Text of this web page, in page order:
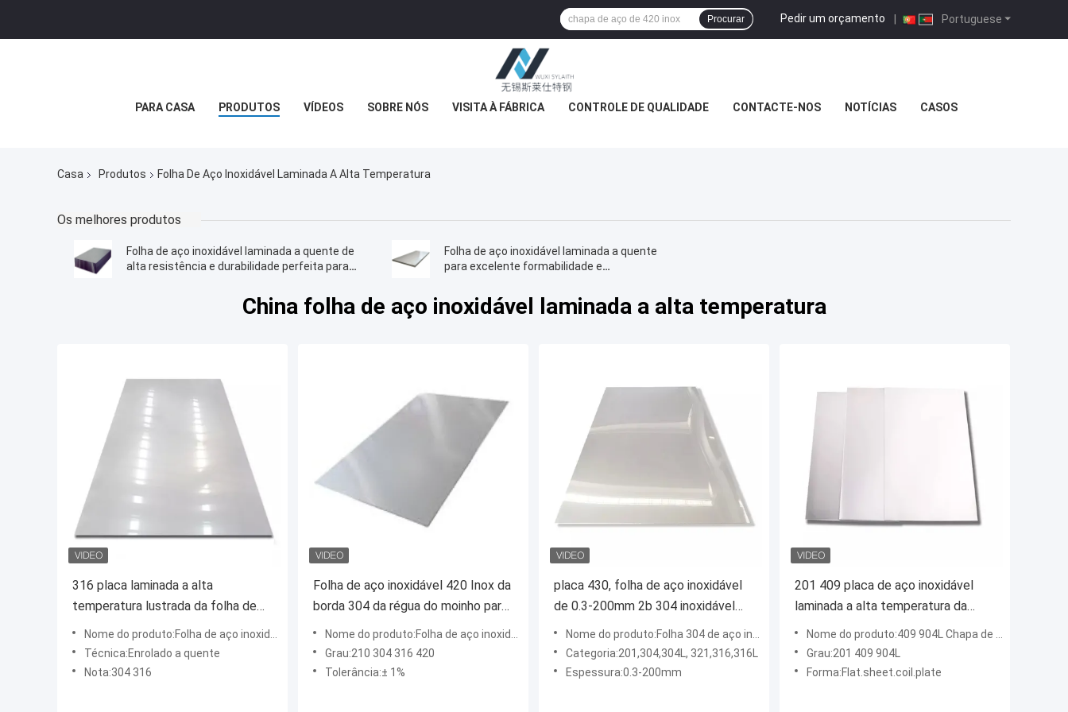
Portuguese
Pedir um orçamento |
Procurar
PARA CASA PRODUTOS VÍDEOS SOBRE NÓS VISITA À FÁBRICA CONTROLE DE QUALIDADE CONTACTE-NOS NOTÍCIAS CASOS
Casa Produtos Folha De Aço Inoxidável Laminada A Alta Temperatura
Os melhores produtos
Folha de aço inoxidável laminada a quente de
alta resistência e durabilidade perfeita para
Folha de aço inoxidável laminada a quente
para excelente formabilidade e
China folha de aço inoxidável laminada a alta temperatura
316 placa laminada a alta
temperatura lustrada da folha de
aço inoxidável 304 Inox
Nome do produto:Folha de aço inoxidável decorativo
Técnica:Enrolado a quente
Nota:304 316
Folha de aço inoxidável 420 Inox da
borda 304 da régua do moinho para
a decoração
Nome do produto:Folha de aço inoxidável com ondulação de água
Grau:210 304 316 420
Tolerância:± 1%
placa 430, folha de aço inoxidável
de 0.3-200mm 2b 304 inoxidável
para a indústria
Nome do produto:Folha 304 de aço inoxidável
Categoria:201,304,304L, 321,316,316L
Espessura:0.3-200mm
201 409 placa de aço inoxidável
laminada a alta temperatura da
folha 3mm 904L para embarcações
de pressão
Nome do produto:409 904L Chapa de aço inoxidável
Grau:201 409 904L
Forma:Flat.sheet.coil.plate